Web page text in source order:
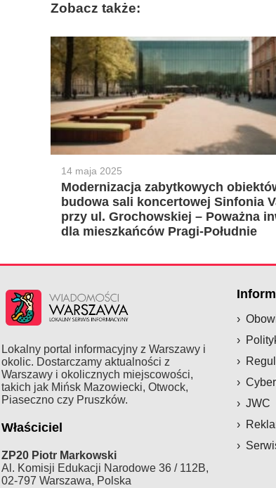
Zobacz także:
14 maja 2025
Modernizacja zabytkowych
budowa sali koncertowej Sinfonia
przy ul. Grochowskiej – Poważna
dla mieszkańców Pragi-Południe
Lokalny portal informacyjny z Warszawy i
okolic. Dostarczamy aktualności z
Warszawy i okolicznych miejscowości,
takich jak Mińsk Mazowiecki, Otwock,
Piaseczno czy Pruszków.
Właściciel
ZP20 Piotr Markowski
Al. Komisji Edukacji Narodowe 36 / 112B,
02-797 Warszawa, Polska
JWC